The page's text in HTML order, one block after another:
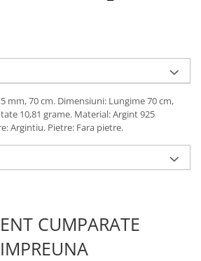
mm, 70 cm. Dimensiuni: Lungime 70 cm,
10,81 grame. Material: Argint 925
Argintiu. Pietre: Fara pietre.
CUMPARATE
IMPREUNA